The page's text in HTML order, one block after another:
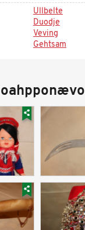
Ullbelte
Duodje
Veving
Gehtsam